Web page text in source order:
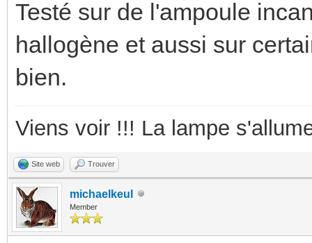
Testé sur de l'ampoule
hallogène et aussi sur
bien.
Viens voir !!! La lampe
Site web Trouver
michaelkeul
Member